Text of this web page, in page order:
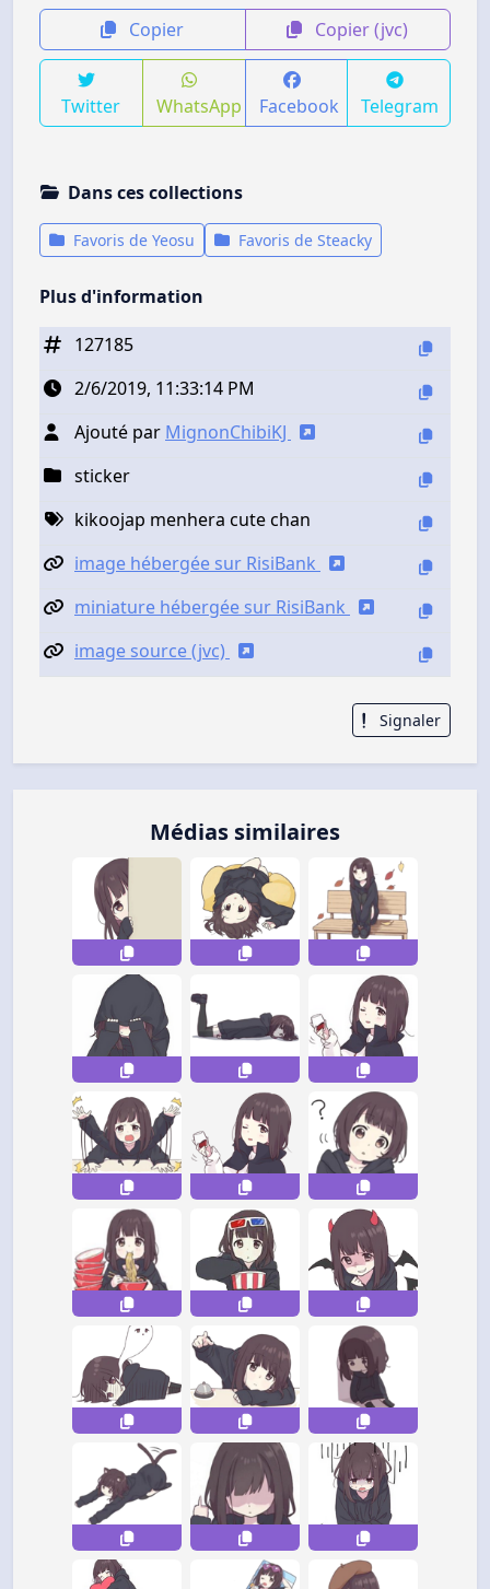
Copier Copier (jvc)
Twitter WhatsApp Facebook Telegram
Dans ces collections
Favoris de Yeosu Favoris de Steacky
Plus d'information
127185
2/6/2019, 11:33:14 PM
Ajouté par MignonChibiKJ
sticker
kikoojap menhera cute chan
image hébergée sur RisiBank
miniature hébergée sur RisiBank
image source (jvc)
Signaler
Médias similaires